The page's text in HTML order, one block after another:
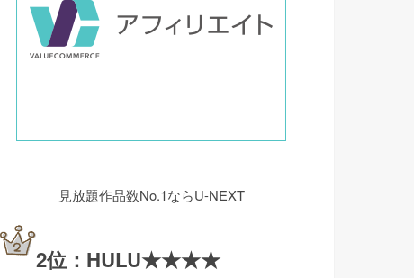
見放題作品数No.1ならU-NEXT
2位：HULU★★★★